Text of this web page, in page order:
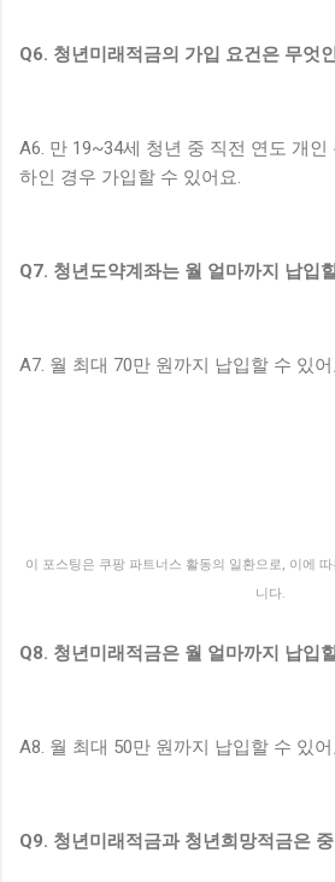
Q6. 청년미래적금의 가입 요건은 무엇
A6. 만 19~34세 청년 중 직전 연도 개인
하인 경우 가입할 수 있어요.
Q7. 청년도약계좌는 월 얼마까지 납입
A7. 월 최대 70만 원까지 납입할 수 있어
이 포스팅은 쿠팡 파트너스 활동의 일환으로, 이에
니다.
Q8. 청년미래적금은 월 얼마까지 납입
A8. 월 최대 50만 원까지 납입할 수 있어
Q9. 청년미래적금과 청년희망적금은